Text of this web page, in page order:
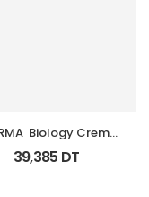
Biology Creme
Legere Hyd Tb 0Ml
39,385 DT